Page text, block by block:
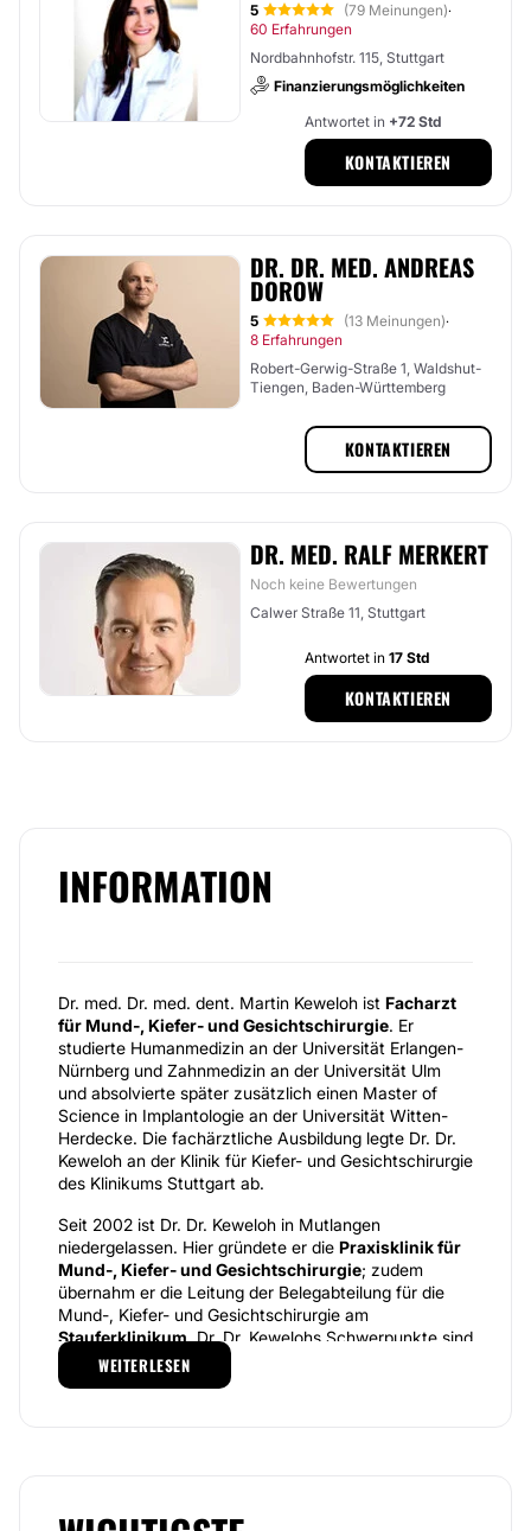
5 (79 Meinungen)·
60 Erfahrungen
Nordbahnhofstr. 115, Stuttgart
Finanzierungsmöglichkeiten
Antwortet in +72 Std
KONTAKTIEREN
DR. DR. MED. ANDREAS
DOROW
5 (13 Meinungen)·
8 Erfahrungen
Robert-Gerwig-Straße 1, Waldshut-
Tiengen, Baden-Württemberg
KONTAKTIEREN
DR. MED. RALF MERKERT
Noch keine Bewertungen
Calwer Straße 11, Stuttgart
Antwortet in 17 Std
KONTAKTIEREN
INFORMATION
Dr. med. Dr. med. dent. Martin Keweloh ist Facharzt
für Mund-, Kiefer- und Gesichtschirurgie. Er
studierte Humanmedizin an der Universität Erlangen-
Nürnberg und Zahnmedizin an der Universität Ulm
und absolvierte später zusätzlich einen Master of
Science in Implantologie an der Universität Witten-
Herdecke. Die fachärztliche Ausbildung legte Dr. Dr.
Keweloh an der Klinik für Kiefer- und Gesichtschirurgie
des Klinikums Stuttgart ab.
Seit 2002 ist Dr. Dr. Keweloh in Mutlangen
niedergelassen. Hier gründete er die Praxisklinik für
Mund-, Kiefer- und Gesichtschirurgie; zudem
übernahm er die Leitung der Belegabteilung für die
Mund-, Kiefer- und Gesichtschirurgie am
Stauferklinikum. Dr. Dr. Kewelohs Schwerpunkte sind
die Implantologie und Parodontologie, für die er eigens
zertifiziert ist. Er hält regelmäßig Fachvorträge im In-
Tumorentfernungen, der Einsatz von
WEITERLESEN